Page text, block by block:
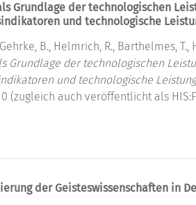
Grundlage der technologischen
und technologische
B., Helmrich, R., Barthelmes, T.,
Grundlage der technologischen
und technologische
(zugleich auch veröffentlicht als
der Geisteswissenschaften in